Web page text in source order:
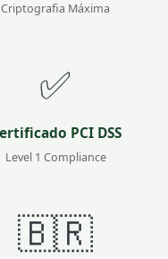
Criptografia Máxima
✅
PCI DSS
Level 1 Compliance
🇧🇷